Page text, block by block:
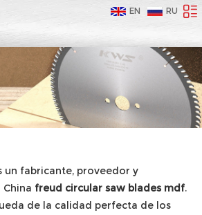
EN RU
un fabricante, proveedor y
freud circular saw blades mdf.
de la calidad perfecta de los